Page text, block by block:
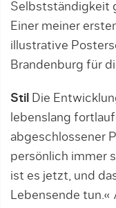
Selbstständigkeit
Einer meiner
illustrative
Brandenburg für
Stil
Die
lebenslang
abgeschlossener
persönlich immer
ist es jetzt, und
Lebensende tun.«